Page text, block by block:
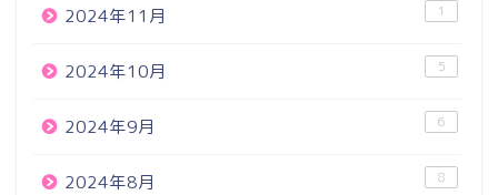
2024年11月 1
2024年10月 5
2024年9月 6
2024年8月 8